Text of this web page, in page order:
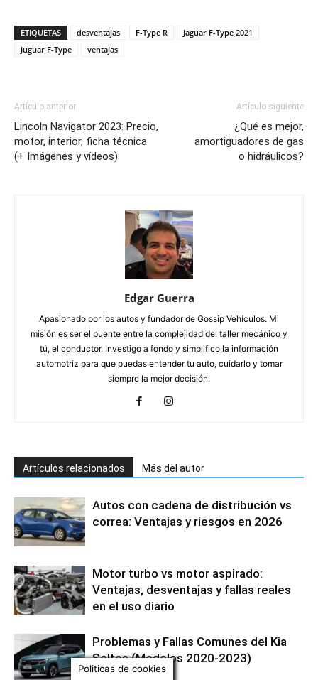
ETIQUETAS desventajas F-Type R
Jaguar F-Type 2021
Juguar F-Type
ventajas
Artículo anterior
Lincoln Navigator 2023: Precio,
motor, interior, ficha técnica
(+ Imágenes y vídeos)
Artículo siguiente
¿Qué es mejor,
amortiguadores de gas
o hidráulicos?
Edgar Guerra
Apasionado por los autos y fundador de Gossip Vehículos. Mi
misión es ser el puente entre la complejidad del taller mecánico y
tú, el conductor. Investigo a fondo y simplifico la información
automotriz para que puedas entender tu auto, cuidarlo y tomar
siempre la mejor decisión.
Artículos relacionados Más del autor
Autos con cadena de distribución vs
correa: Ventajas y riesgos en 2026
Motor turbo vs motor aspirado:
Ventajas, desventajas y fallas reales
en el uso diario
Problemas y Fallas Comunes del Kia
Seltos (Modelos 2020-2023)
Politicas de cookies